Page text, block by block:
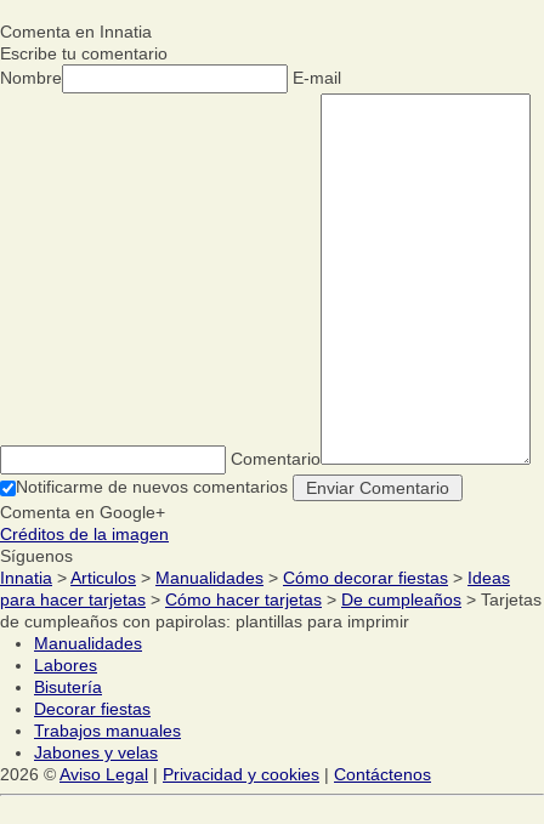
Comenta en Innatia
Escribe tu comentario
Nombre
E-mail
Comentario
Notificarme de nuevos comentarios
Comenta en Google+
Créditos de la imagen
Síguenos
Innatia >Articulos > Manualidades > Cómo decorar fiestas > Ideas
para hacer tarjetas > Cómo hacer tarjetas > De cumpleaños > Tarjetas
de cumpleaños con papirolas: plantillas para imprimir
Manualidades
Labores
Bisutería
Decorar fiestas
Trabajos manuales
Jabones y velas
2026 ©Aviso Legal | Privacidad y cookies | Contáctenos